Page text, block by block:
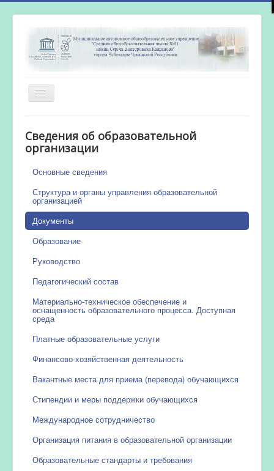
Включить/
выключить
Новости
Сведения об образовательной
организации
Основные сведения
Структура и органы управления образовательной
организацией
Документы
Образование
Руководство
Педагогический состав
Материально-техническое обеспечение и
оснащенность образовательного процесса. Доступная
среда
Платные образовательные услуги
Финансово-хозяйственная деятельность
Вакантные места для приема (перевода) обучающихся
Стипендии и меры поддержки обучающихся
Международное сотрудничество
Организация питания в образовательной организации
Образовательные стандарты и требования